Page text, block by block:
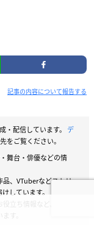
記事の内容について報告する
・配信しています。 デ
をご覧ください。
舞台・俳優などの情
、VTuberなどストリー
しています。
立ち情報など、女性オ
す。